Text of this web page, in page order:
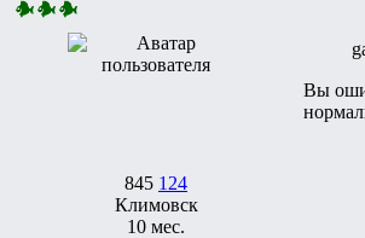
845 124
Климовск
10 мес.
Вы